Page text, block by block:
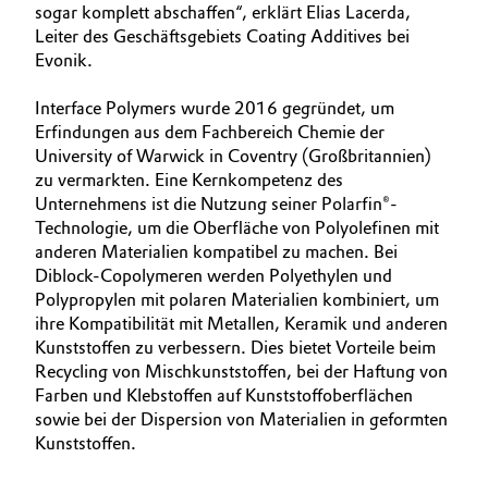
sogar komplett abschaffen“, erklärt Elias Lacerda,
Leiter des Geschäftsgebiets Coating Additives bei
Evonik.
Interface Polymers wurde 2016 gegründet, um
Erfindungen aus dem Fachbereich Chemie der
University of Warwick in Coventry (Großbritannien)
zu vermarkten. Eine Kernkompetenz des
Unternehmens ist die Nutzung seiner Polarfin®-
Technologie, um die Oberfläche von Polyolefinen mit
anderen Materialien kompatibel zu machen. Bei
Diblock-Copolymeren werden Polyethylen und
Polypropylen mit polaren Materialien kombiniert, um
ihre Kompatibilität mit Metallen, Keramik und anderen
Kunststoffen zu verbessern. Dies bietet Vorteile beim
Recycling von Mischkunststoffen, bei der Haftung von
Farben und Klebstoffen auf Kunststoffoberflächen
sowie bei der Dispersion von Materialien in geformten
Kunststoffen.